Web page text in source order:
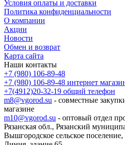
Условия оплаты и доставки
Политика конфиденциальности
О компании
Акции
Новости
Обмен и возврат
Карта сайта
Наши контакты
+7 (980) 106-89-48
+7 (980) 106-89-48 интернет
+7(4912)20-32-19 общий телефон
m8@vgorod.su - совместные
магазине
m10@vgorod.su - оптовый отдел
Рязанская обл., Рязанский
Вышгородское сельское